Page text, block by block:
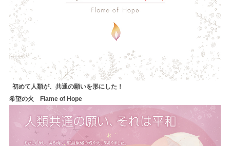
初めて人類が、共通の願いを形にした！
希望の火 Flame of Hope